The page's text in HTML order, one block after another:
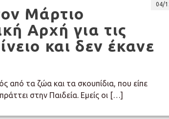
04/
Μάρτιο
Αρχή για τις
και δεν έκανε
από τα ζώα και τα σκουπίδια, που είπε
στην Παιδεία. Εμείς οι […]